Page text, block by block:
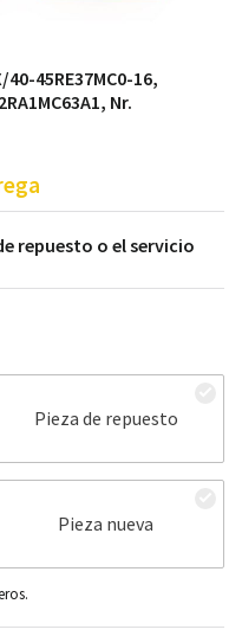
45RE37MC0-16,
Nr.
repuesto o el servicio
Pieza de repuesto
Pieza nueva